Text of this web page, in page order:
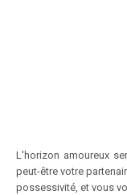
L'horizon amoureux
peut-être votre
possessivité, et vous